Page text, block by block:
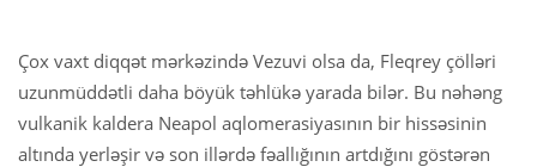
Çox vaxt diqqət mərkəzində Vezuvi olsa da, Fleqrey çölləri
uzunmüddətli daha böyük təhlükə yarada bilər. Bu nəhəng
vulkanik kaldera Neapol aqlomerasiyasının bir hissəsinin
altında yerləşir və son illərdə fəallığının artdığını göstərən